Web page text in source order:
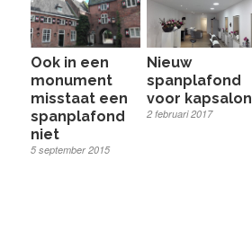
Ook in een
monument
misstaat een
spanplafond
niet
5 september 2015
Nieuw
spanplafond
voor kapsalon
2 februari 2017